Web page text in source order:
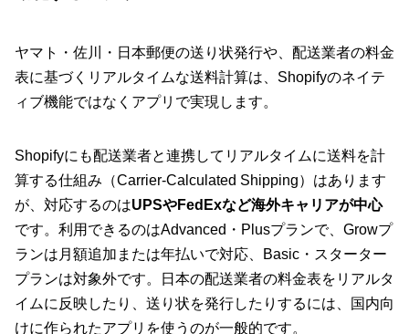
ヤマト・佐川・日本郵便の送り状発行や、配送業者の料金
表に基づくリアルタイムな送料計算は、Shopifyのネイテ
ィブ機能ではなくアプリで実現します。
Shopifyにも配送業者と連携してリアルタイムに送料を計
算する仕組み（Carrier-Calculated Shipping）はあります
が、対応するのはUPSやFedExなど海外キャリアが中心
です。利用できるのはAdvanced・Plusプランで、Growプ
ランは月額追加または年払いで対応、Basic・スターター
プランは対象外です。日本の配送業者の料金表をリアルタ
イムに反映したり、送り状を発行したりするには、国内向
けに作られたアプリを使うのが一般的です。